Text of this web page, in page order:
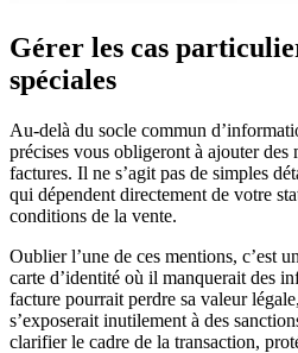
Gérer les cas
spéciales
Au-delà du socle commun
précises vous obligeront à ajouter des
factures. Il ne s’agit pas de simples
qui dépendent directement de votre
conditions de la vente.
Oublier l’une de ces mentions, c’est
carte d’identité où il manquerait des
facture pourrait perdre sa valeur
s’exposerait inutilement à des
clarifier le cadre de la transaction,